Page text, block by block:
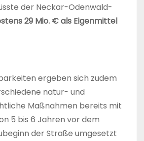
der Neckar-Odenwald-
29 Mio. € als Eigenmittel
ergeben sich zudem
natur- und
Maßnahmen bereits mit
5 bis 6 Jahren vor dem
der Straße umgesetzt